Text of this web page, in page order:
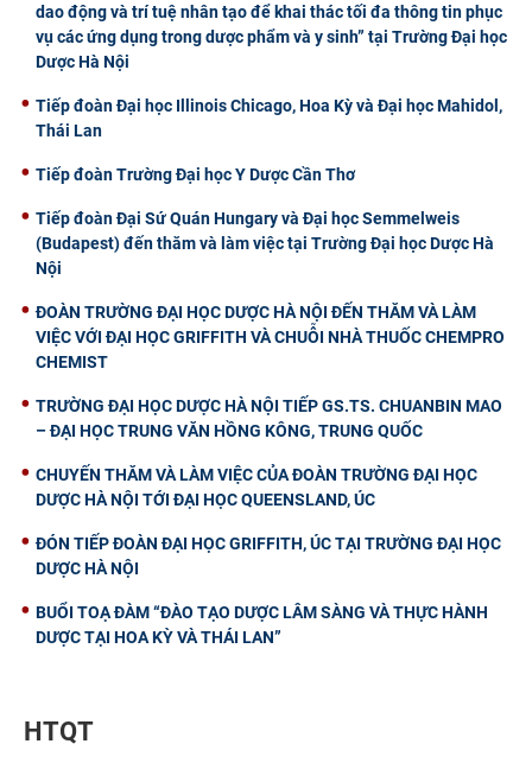
dao động và trí tuệ nhân tạo để khai thác tối đa thông tin phục
vụ các ứng dụng trong dược phẩm và y sinh” tại Trường Đại học
Dược Hà Nội
Tiếp đoàn Đại học Illinois Chicago, Hoa Kỳ và Đại học Mahidol,
Thái Lan
Tiếp đoàn Trường Đại học Y Dược Cần Thơ
Tiếp đoàn Đại Sứ Quán Hungary và Đại học Semmelweis
(Budapest) đến thăm và làm việc tại Trường Đại học Dược Hà
Nội
ĐOÀN TRƯỜNG ĐẠI HỌC DƯỢC HÀ NỘI ĐẾN THĂM VÀ LÀM
VIỆC VỚI ĐẠI HỌC GRIFFITH VÀ CHUỖI NHÀ THUỐC CHEMPRO
CHEMIST
TRƯỜNG ĐẠI HỌC DƯỢC HÀ NỘI TIẾP GS.TS. CHUANBIN MAO
– ĐẠI HỌC TRUNG VĂN HỒNG KÔNG, TRUNG QUỐC
CHUYẾN THĂM VÀ LÀM VIỆC CỦA ĐOÀN TRƯỜNG ĐẠI HỌC
DƯỢC HÀ NỘI TỚI ĐẠI HỌC QUEENSLAND, ÚC
ĐÓN TIẾP ĐOÀN ĐẠI HỌC GRIFFITH, ÚC TẠI TRƯỜNG ĐẠI HỌC
DƯỢC HÀ NỘI
BUỔI TOẠ ĐÀM “ĐÀO TẠO DƯỢC LÂM SÀNG VÀ THỰC HÀNH
DƯỢC TẠI HOA KỲ VÀ THÁI LAN”
HTQT